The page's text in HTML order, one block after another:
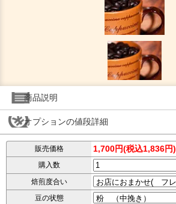
商品説明
オプションの値段詳細
販売価格 1,700円(税込1,836円)
購入数
焙煎度合い
豆の状態